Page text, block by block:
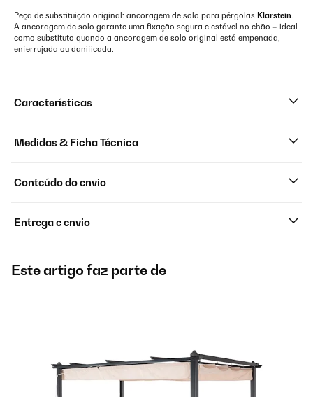
Peça de substituição original: ancoragem de solo para pérgolas Klarstein.
A ancoragem de solo garante uma fixação segura e estável no chão – ideal
como substituto quando a ancoragem de solo original está empenada,
enferrujada ou danificada.
Características
Medidas & Ficha Técnica
Conteúdo do envio
Entrega e envio
Este artigo faz parte de